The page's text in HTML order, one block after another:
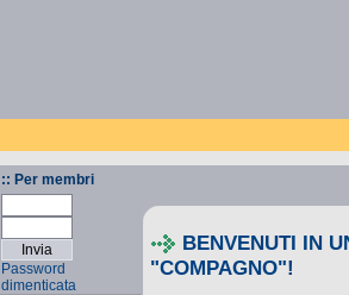
:: Per membri
Password
dimenticata
BENVENUTI IN
"COMPAGNO"!